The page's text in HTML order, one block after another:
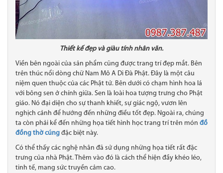
Thiết kế đẹp và giàu tính nhân văn.
Viền bên ngoài của sản phẩm cũng được trang trí đẹp mắt. Bên
trên thúc nổi dòng chữ Nam Mô A Di Đà Phật. Đây là một câu
niệm quen thuộc của các Phật tử. Bên dưới có chạm hình hoa lá
với bông sen ở chính giữa. Sen là loài hoa tượng trưng cho Phật
giáo. Nó đại diện cho sự thanh khiết, sự giác ngộ, vươn lên
nghịch cảnh để hướng đến những điều tốt đẹp. Ngoài ra, chúng
ta còn phải kể đến những họa tiết hình học trang trí trên món đồ
đồng thờ cúng đặc biệt này.
Có thể thấy các nghệ nhân đã sử dụng những họa tiết rất đặc
trưng của nhà Phật. Thêm vào đó là cách thể hiện đầy khéo léo,
tinh tế, mang sức truyền cảm cao.